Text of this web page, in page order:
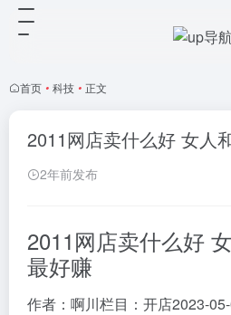
首页 • 科技 • 正文
2011网店卖什么好 女人
2年前发布
2011网店卖什么好
最好赚
作者： 啊川栏目： 开店2023-